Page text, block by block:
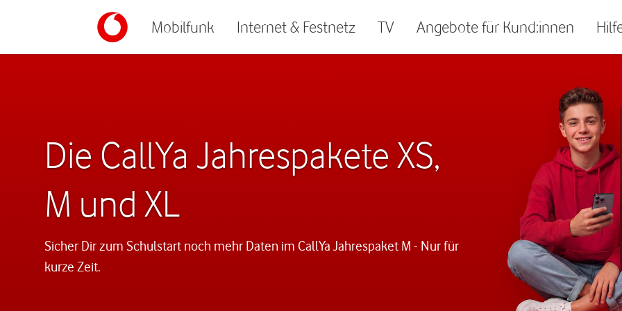
Mobilfunk Internet & Festnetz TV Angebote für Kund:innen
Die CallYa Jahrespakete XS,
M und XL
Sicher Dir zum Schulstart noch mehr Daten im CallYa Jahrespaket M - Nur für
kurze Zeit.